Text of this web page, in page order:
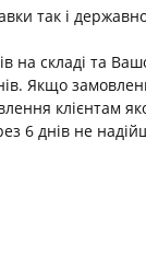
так і
на складі та
Якщо
клієнтам
6 днів не